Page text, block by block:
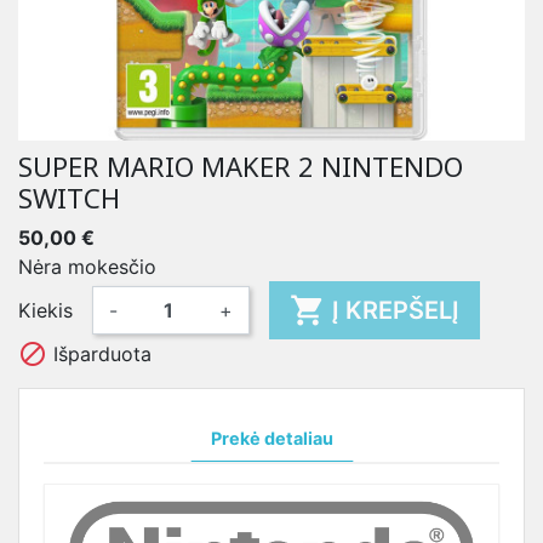
SUPER MARIO MAKER 2 NINTENDO
SWITCH
50,00 €
Nėra mokesčio
Kiekis
- +  Į KREPŠELĮ
 Išparduota
Prekė detaliau